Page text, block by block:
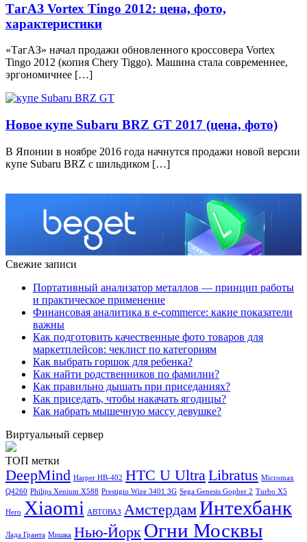
ТагАЗ Vortex Tingo 2012: цена, фото,
характеристики
«ТагАЗ» начал продажи обновленного кроссовера Vortex
Tingo 2012 (копия Chery Tiggo). Машина стала современнее,
эргономичнее […]
Новое купе Subaru BRZ GT 2017 (цена, фото)
В Японии в ноябре 2016 года начнутся продажи новой версии
купе Subaru BRZ с шильдиком […]
Свежие записи
Портативный анализатор металлов — принцип работы
и практическое применение
Финансовая аналитика в e-commerce: какие показатели
важны
Как подготовить качественные фото товаров для
маркетплейсов: чеклист по категориям
Как выбрать горшок для ребенка?
Как найти родственников по фамилии?
Как правильно дышать при приседаниях?
Как приседать, чтобы накачать ягодицы?
Как набрать мышечную массу девушке?
Виртуальный сервер
ТОП метки
DeepMind Harper HB-402 HTC U UltraLibratus Micromax
Q4260 Philips Xenium X588 Prestigio Wize 3401 3G Sega Genesis Gopher 2 Turbo X5
Hero Xiaomi АВТОВАЗ АмстердамИнтехбанк
Лада Гранта Мишка Нью-Йорк Огни Москвы